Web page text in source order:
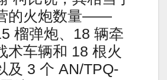
的火炮数量——
榴弹炮、18 辆牵
术车辆和 18 根火
3 个 AN/TPQ-